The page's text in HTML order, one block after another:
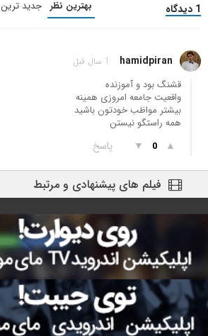
1 دیدگاه بهترین نظر جدید ترین
hamidpiran 1 سال قبل
قشنگ بود و آموزنده
واقعیت جامعه امروزی همینه
بیشتر مواظب خودتون باشید
همه راستگو نیستن
▲
0
▼ پاسخ
فیلم های پیشنهادی و مرتبط